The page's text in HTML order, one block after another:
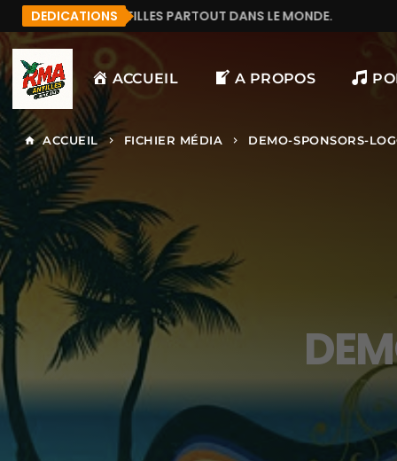
DEDICATIONS
ÉCOUTE RMA ANTILLES PARTOUT DANS LE MONDE.
ACCUEIL A PROPOS
home ACCUEIL keyboard_arrow_right FICHIER MÉDIA keyboard_arrow_right DEMO-SPONSORS-